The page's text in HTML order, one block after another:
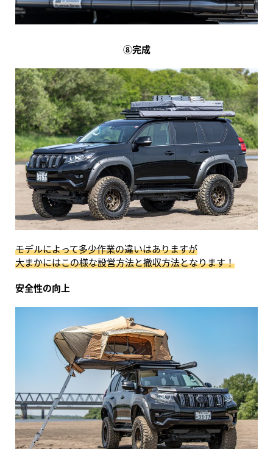
⑧完成
モデルによって多少作業の違いはありますが
大まかにはこの様な設営方法と撤収方法となります！
安全性の向上